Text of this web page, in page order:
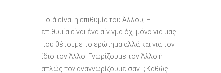
Ποιά είναι η επιθυμία του Άλλου; Η
επιθυμία είναι ένα αίνιγμα όχι μόνο για μας
που θέτουμε το ερώτημα αλλά και για τον
ίδιο τον Άλλο. Γνωρίζουμε τον Άλλο ή
απλώς τον αναγνωρίζουμε σαν…; Καθώς